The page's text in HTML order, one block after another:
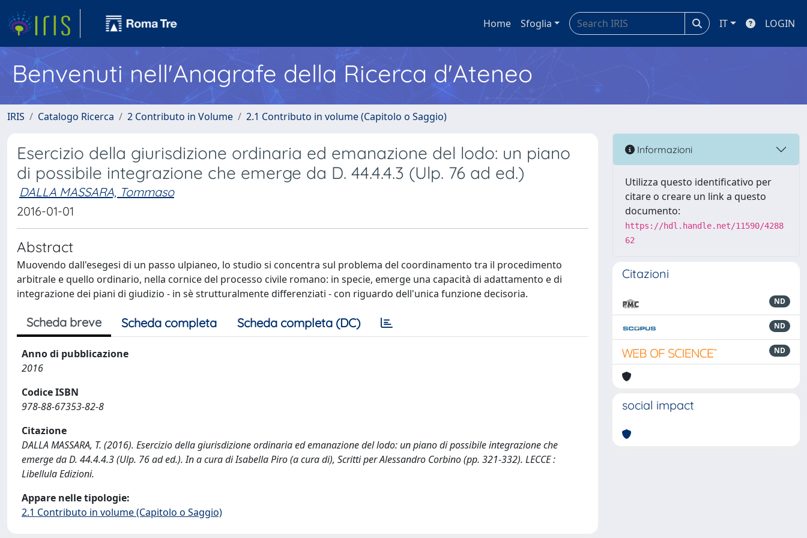
Home Sfoglia IT LOGIN
Benvenuti nell'Anagrafe della Ricerca d'Ateneo
IRIS Catalogo Ricerca 2 Contributo in Volume 2.1 Contributo in volume (Capitolo o Saggio)
Esercizio della giurisdizione ordinaria ed emanazione del lodo: un piano
di possibile integrazione che emerge da D. 44.4.4.3 (Ulp. 76 ad ed.)
DALLA MASSARA, Tommaso
2016-01-01
Abstract
Muovendo dall'esegesi di un passo ulpianeo, lo studio si concentra sul problema del coordinamento tra il procedimento
arbitrale e quello ordinario, nella cornice del processo civile romano: in specie, emerge una capacità di adattamento e di
integrazione dei piani di giudizio - in sè strutturalmente differenziati - con riguardo dell'unica funzione decisoria.
Scheda breve Scheda completa Scheda completa (DC)
Anno di pubblicazione
2016
Codice ISBN
978-88-67353-82-8
Citazione
DALLA MASSARA, T. (2016). Esercizio della giurisdizione ordinaria ed emanazione del lodo: un piano di possibile integrazione che
emerge da D. 44.4.4.3 (Ulp. 76 ad ed.). In a cura di Isabella Piro (a cura di), Scritti per Alessandro Corbino (pp. 321-332). LECCE :
Libellula Edizioni.
Appare nelle tipologie:
2.1 Contributo in volume (Capitolo o Saggio)
Informazioni
Utilizza questo identificativo per
citare o creare un link a questo
documento:
https://hdl.handle.net/11590/4288
62
Citazioni
ND
ND
ND
social impact